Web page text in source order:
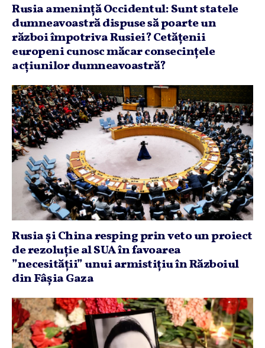
Rusia ameninţă Occidentul: Sunt statele
dumneavoastră dispuse să poarte un
război împotriva Rusiei? Cetăţenii
europeni cunosc măcar consecinţele
acţiunilor dumneavoastră?
Rusia şi China resping prin veto un proiect
de rezoluţie al SUA în favoarea
”necesităţii” unui armistiţiu în Războiul
din Fâşia Gaza